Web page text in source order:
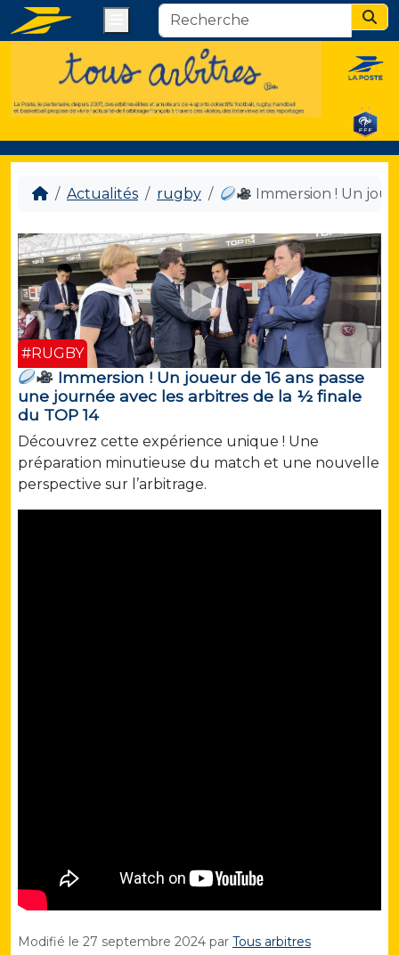
Actualités rugby Immersion ! Un
#RUGBY
Immersion ! Un joueur de 16 ans passe
une journée avec les arbitres de la ½ finale
du TOP 14
Découvrez cette expérience unique ! Une
préparation minutieuse du match et une nouvelle
perspective sur l’arbitrage.
Modifié le 27 septembre 2024 par Tous arbitres